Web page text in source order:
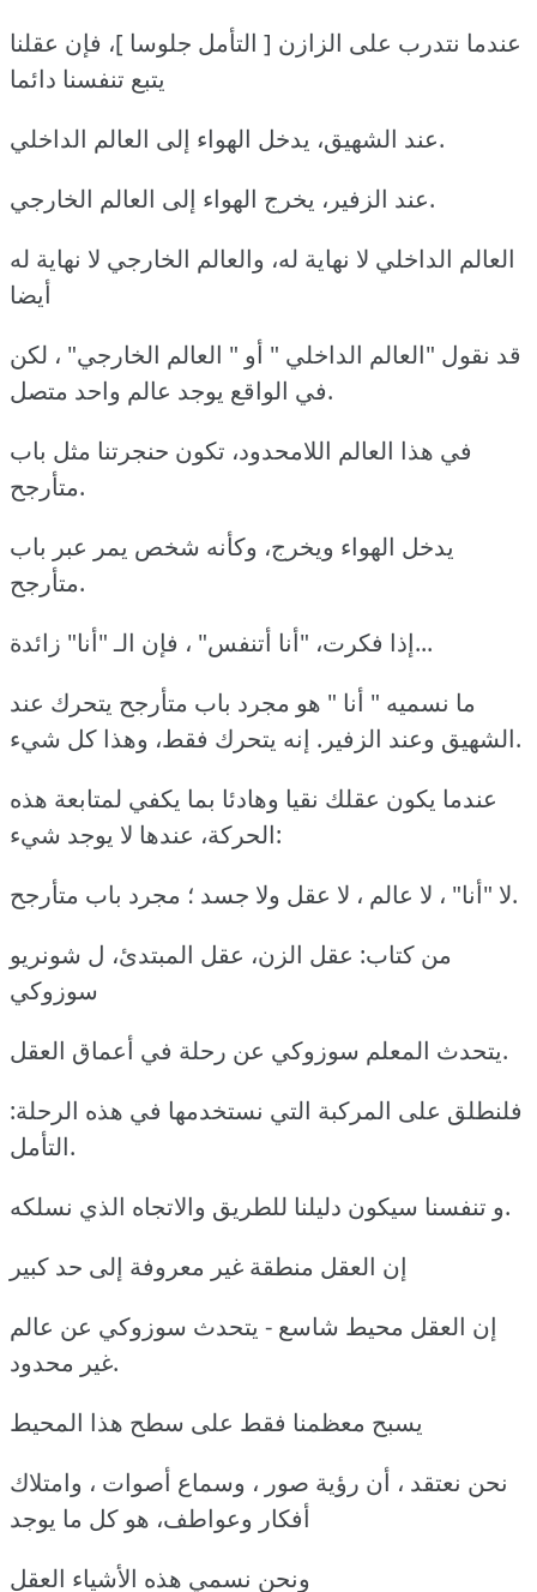
عندما نتدرب على الزازن [ التأمل جلوسا ]، فإن عقلنا
يتبع تنفسنا دائما
عند الشهيق، يدخل الهواء إلى العالم الداخلي.
عند الزفير، يخرج الهواء إلى العالم الخارجي.
العالم الداخلي لا نهاية له، والعالم الخارجي لا نهاية له
أيضا
قد نقول "العالم الداخلي " أو " العالم الخارجي" ، لكن
في الواقع يوجد عالم واحد متصل.
في هذا العالم اللامحدود، تكون حنجرتنا مثل باب
متأرجح.
يدخل الهواء ويخرج، وكأنه شخص يمر عبر باب
متأرجح.
إذا فكرت، "أنا أتنفس" ، فإن الـ "أنا" زائدة...
ما نسميه " أنا " هو مجرد باب متأرجح يتحرك عند
الشهيق وعند الزفير. إنه يتحرك فقط، وهذا كل شيء.
عندما يكون عقلك نقيا وهادئا بما يكفي لمتابعة هذه
الحركة، عندها لا يوجد شيء:
لا "أنا" ، لا عالم ، لا عقل ولا جسد ؛ مجرد باب متأرجح.
من كتاب: عقل الزن، عقل المبتدئ، ل شونريو
سوزوكي
يتحدث المعلم سوزوكي عن رحلة في أعماق العقل.
فلنطلق على المركبة التي نستخدمها في هذه الرحلة:
التأمل.
و تنفسنا سيكون دليلنا للطريق والاتجاه الذي نسلكه.
إن العقل منطقة غير معروفة إلى حد كبير
إن العقل محيط شاسع - يتحدث سوزوكي عن عالم
غير محدود.
يسبح معظمنا فقط على سطح هذا المحيط
نحن نعتقد ، أن رؤية صور ، وسماع أصوات ، وامتلاك
أفكار وعواطف، هو كل ما يوجد
ونحن نسمي هذه الأشياء العقل